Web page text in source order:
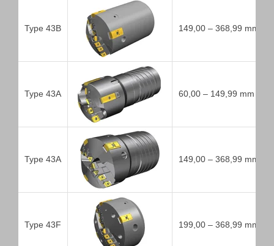
Type 43B 149,00 – 368,99 mm
Type 43A 60,00 – 149,99 mm
Type 43A 149,00 – 368,99 mm
Type 43F 199,00 – 368,99 mm